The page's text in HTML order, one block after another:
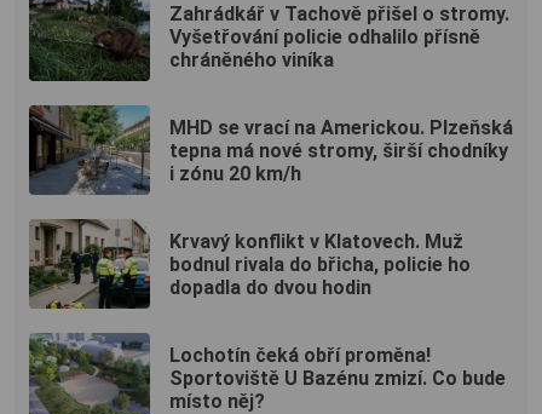
Zahrádkář v Tachově přišel o stromy.
Vyšetřování policie odhalilo přísně
chráněného viníka
MHD se vrací na Americkou. Plzeňská
tepna má nové stromy, širší chodníky
i zónu 20 km/h
Krvavý konflikt v Klatovech. Muž
bodnul rivala do břicha, policie ho
dopadla do dvou hodin
Lochotín čeká obří proměna!
Sportoviště U Bazénu zmizí. Co bude
místo něj?